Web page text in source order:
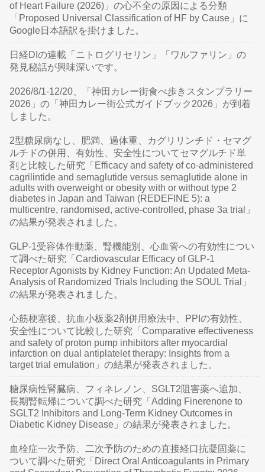
of Heart Failure (2026)」の心不全の原因による分類
「Proposed Universal Classification of HF by Cause」に
Google日本語訳を掛けました。
日経DIの連載「ニトログリセリン」「ワルファリン」の
発見秘話が興味深いです。
2026/8/1-12/20、「神田カレー街食べ歩きスタンプラリー
2026」の「神田カレー街公式ガイドブック2026」が到着
しました。
2型糖尿病なし、肥満、過体重、カグリリンチド・セマグ
ルチドの併用、有効性、安全性についてセマグルチド単
剤と比較した研究「Efficacy and safety of co-administered
cagrilintide and semaglutide versus semaglutide alone in
adults with overweight or obesity with or without type 2
diabetes in Japan and Taiwan (REDEFINE 5): a
multicentre, randomised, active-controlled, phase 3a trial」
の結果が発表されました。
GLP-1受容体作動薬、腎機能別、心血管への有効性につい
て調べた研究「Cardiovascular Efficacy of GLP-1
Receptor Agonists by Kidney Function: An Updated Meta-
Analysis of Randomized Trials Including the SOUL Trial」
の結果が発表されました。
心筋梗塞後、抗血小板薬2剤併用療法中、PPIの有効性、
安全性について比較した研究「Comparative effectiveness
and safety of proton pump inhibitors after myocardial
infarction on dual antiplatelet therapy: Insights from a
target trial emulation」の結果が発表されました。
糖尿病性腎臓病、フィネレノン、SGLT2阻害薬へ追加、
長期腎転帰について調べた研究「Adding Finerenone to
SGLT2 Inhibitors and Long-Term Kidney Outcomes in
Diabetic Kidney Disease」の結果が発表されました。
血栓症一次予防、二次予防のための直接経口抗凝固薬に
ついて調べた研究「Direct Oral Anticoagulants in Primary